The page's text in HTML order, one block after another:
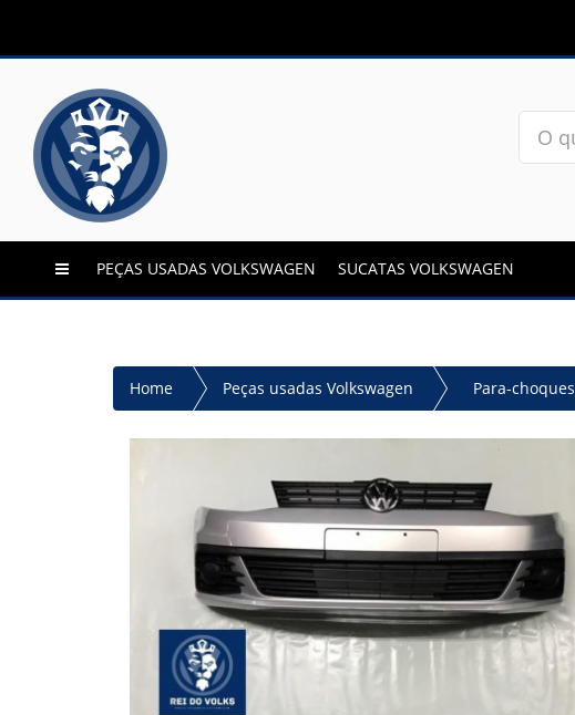
PEÇAS USADAS VOLKSWAGEN SUCATAS VOLKSWAGEN
Home Peças usadas Volkswagen Para-choques